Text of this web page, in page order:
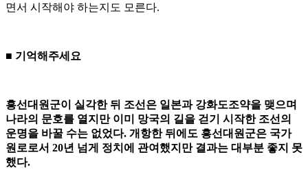
면서 시작해야 하는지도 모른다.
■ 기억해주세요
흥선대원군이 실각한 뒤 조선은 일본과 강화도조약을 맺으며
나라의 문호를 열지만 이미 망국의 길을 걷기 시작한 조선의
운명을 바꿀 수는 없었다. 개항한 뒤에도 흥선대원군은 국가
원로로서 20년 넘게 정치에 관여했지만 결과는 대부분 좋지 못
했다.